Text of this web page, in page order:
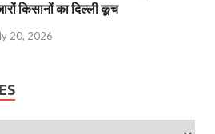
किसानों का दिल्ली कूच
20, 2026